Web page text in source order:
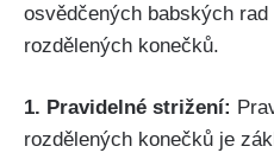
osvědčených babských
rozdělených​ konečků.
1.⁣ Pravidelné strižení:
rozdělených konečků⁢ je⁤